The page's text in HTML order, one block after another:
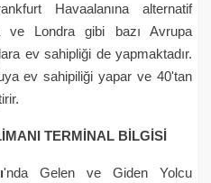
Havaalanına alternatif
ve Londra gibi bazı Avrupa
ev sahipliği de yapmaktadır.
ev sahipiliği yapar ve 40'tan
TERMİNAL BİLGİSİ
'nda Gelen ve Giden Yolcu